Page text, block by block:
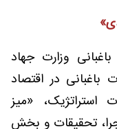
وزارت جهاد
باغبانی در اقتصاد
استراتژیک، «میز
تحقیقات و بخش